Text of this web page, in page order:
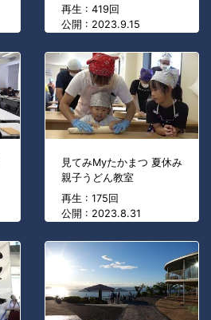
再生 : 419回
公開 : 2023.9.15
見てみMyたかまつ 夏休み
親子うどん教室
再生 : 175回
公開 : 2023.8.31